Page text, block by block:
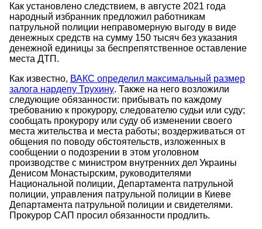
Как установлено следствием, в августе 2021 года
народный избранник предложил работникам
патрульной полиции неправомерную выгоду в виде
денежных средств на сумму 150 тысяч без указания
денежной единицы за беспрепятственное оставление
места ДТП.
Как известно, ВАКС определил максимальный размер
залога нардепу Трухину. Также на него возложили
следующие обязанности: прибывать по каждому
требованию к прокурору, следователю судьи или суду;
сообщать прокурору или суду об изменении своего
места жительства и места работы; воздерживаться от
общения по поводу обстоятельств, изложенных в
сообщении о подозрении в этом уголовном
производстве с министром внутренних дел Украины
Денисом Монастырским, руководителями
Национальной полиции, Департамента патрульной
полиции, управления патрульной полиции в Киеве
Департамента патрульной полиции и свидетелями.
Прокурор САП просил обязанности продлить.